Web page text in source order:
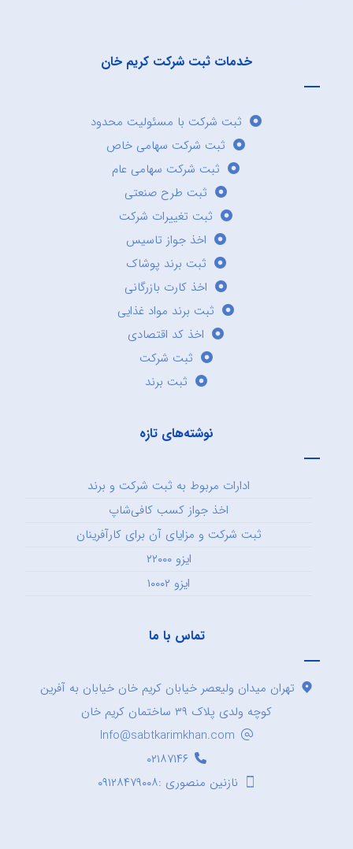
خدمات ثبت شرکت کریم خان
ثبت شرکت با مسئولیت محدود
ثبت شرکت سهامی خاص
ثبت شرکت سهامی عام
ثبت طرح صنعتی
ثبت تغییرات شرکت
اخذ جواز تاسیس
ثبت برند پوشاک
اخذ کارت بازرگانی
ثبت برند مواد غذایی
اخذ کد اقتصادی
ثبت شرکت
ثبت برند
نوشته‌های تازه
ادارات مربوط به ثبت شرکت و برند
اخذ جواز کسب کافی‌شاپ
ثبت شرکت و مزایای آن برای کارآفرینان
ایزو ۲۲۰۰۰
ایزو ۱۰۰۰۲
تماس با ما
تهران میدان ولیعصر خیابان کریم خان خیابان به آفرین
کوچه ولدی پلاک ۳۹ ساختمان کریم خان
Info@sabtkarimkhan.com
۰۲۱۸۷۱۴۶
نازنین منصوری :۰۹۱۲۸۴۷۹۰۰۸